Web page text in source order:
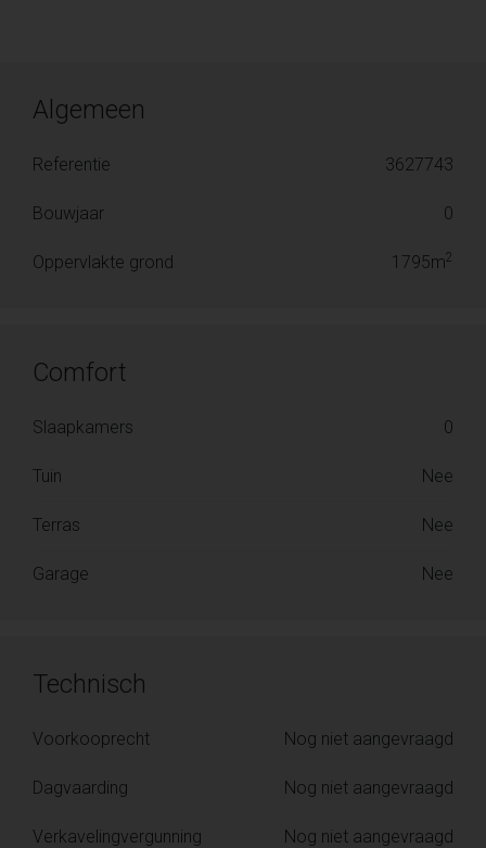
Algemeen
Referentie 3627743
Bouwjaar 0
Oppervlakte grond 1795m2
Comfort
Slaapkamers 0
Tuin Nee
Terras Nee
Garage Nee
Technisch
Voorkooprecht Nog niet aangevraagd
Dagvaarding Nog niet aangevraagd
Verkavelingvergunning Nog niet aangevraagd